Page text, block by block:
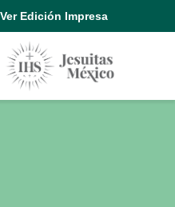
Ver Edición Impresa